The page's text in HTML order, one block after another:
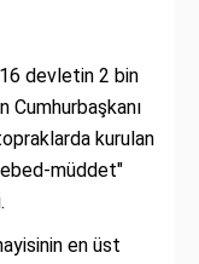
16 devletin 2 bin
Cumhurbaşkanı
kurulan
müddet"
en üst